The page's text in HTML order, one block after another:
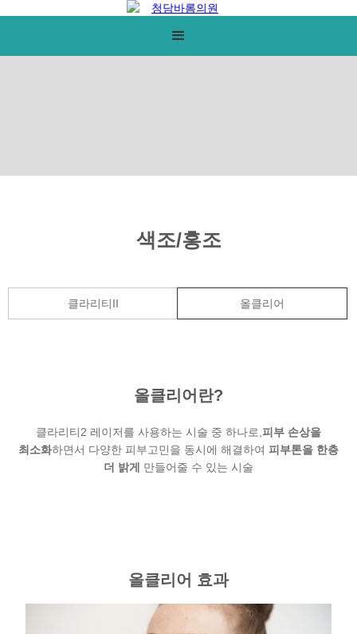
색조/홍조
클라리티II 올클리어
올클리어란?
클라리티2 레이저를 사용하는 시술 중 하나로, 피부 손상을
최소화하면서 다양한 피부고민을 동시에 해결하여 피부톤을 한층
더 밝게 만들어줄 수 있는 시술
올클리어 효과